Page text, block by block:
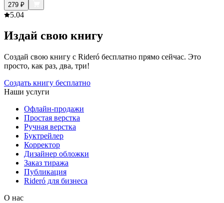
279 ₽
5.04
Издай свою книгу
Создай свою книгу с Rideró бесплатно прямо сейчас. Это
просто, как раз, два, три!
Создать книгу бесплатно
Наши услуги
Офлайн-продажи
Простая верстка
Ручная верстка
Буктрейлер
Корректор
Дизайнер обложки
Заказ тиража
Публикация
Rideró для бизнеса
О нас